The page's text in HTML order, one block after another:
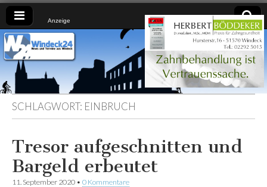
Anzeige
Windeck24
Nachrichten
aus dem
Ländchen
für das
Ländchen
SCHLAGWORT: EINBRUCH
Tresor aufgeschnitten und
Bargeld erbeutet
11. September 2020 • 0 Kommentare